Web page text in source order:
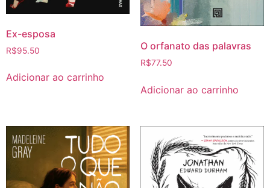
Ex-esposa
R$95.50
Adicionar ao carrinho
O orfanato das palavras
R$77.50
Adicionar ao carrinho